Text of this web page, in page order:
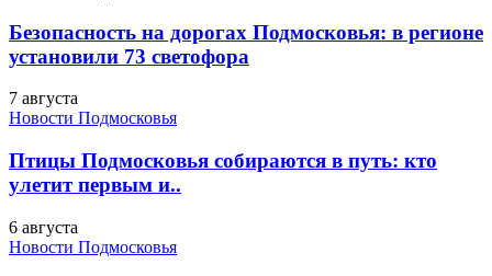
Безопасность на дорогах Подмосковья: в регионе
установили 73 светофора
7 августа
Новости Подмосковья
Птицы Подмосковья собираются в путь: кто
улетит первым и..
6 августа
Новости Подмосковья